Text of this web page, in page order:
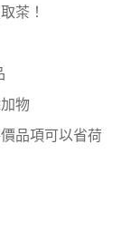
茶！
物
品項可以省荷